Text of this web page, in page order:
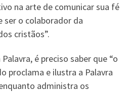
na arte de comunicar sua fé
ser o colaborador da
cristãos”.
é preciso saber que “o
proclama e ilustra a Palavra
administra os